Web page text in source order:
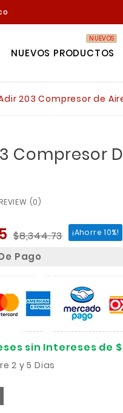
NUEVOS PRODUCTOS
NUEVOS
203 Compresor de
Compresor
REVIEW (0)
$8,344.73 ¡Ahorre 10%!
Pago
sin Intereses de
2 y 5 Dias